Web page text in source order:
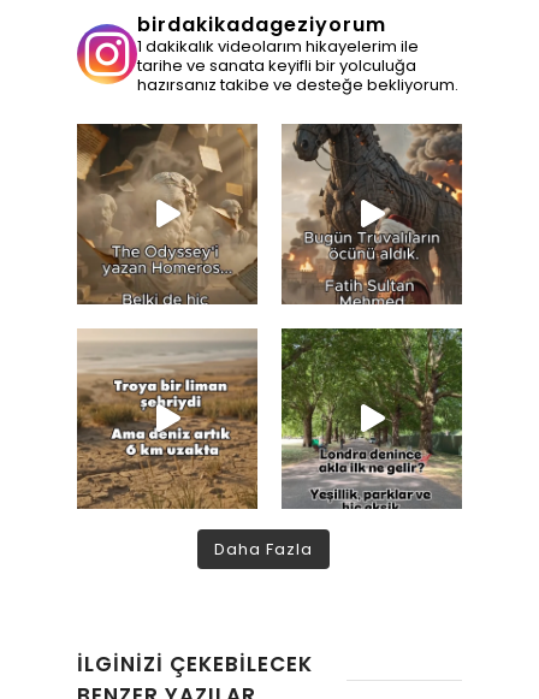
birdakikadageziyorum
1 dakikalık videolarım hikayelerim ile
tarihe ve sanata keyifli bir yolculuğa
hazırsanız takibe ve desteğe bekliyorum.
Daha Fazla
İLGINIZI ÇEKEBILECEK